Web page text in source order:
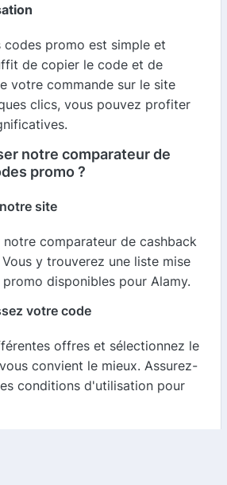
codes promo est simple et
de copier le code et de
votre commande sur le site
clics, vous pouvez profiter
notre comparateur de
promo ?
site
notre comparateur de cashback
y trouverez une liste mise
disponibles pour Alamy.
votre code
offres et sélectionnez le
convient le mieux. Assurez-
conditions d'utilisation pour
le code sur Alamy